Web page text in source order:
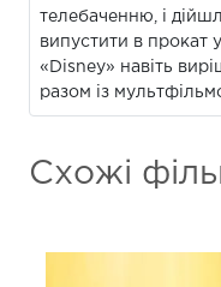
телебаченню, і
випустити в прокат
«Disney» навіть
разом із
Схожі